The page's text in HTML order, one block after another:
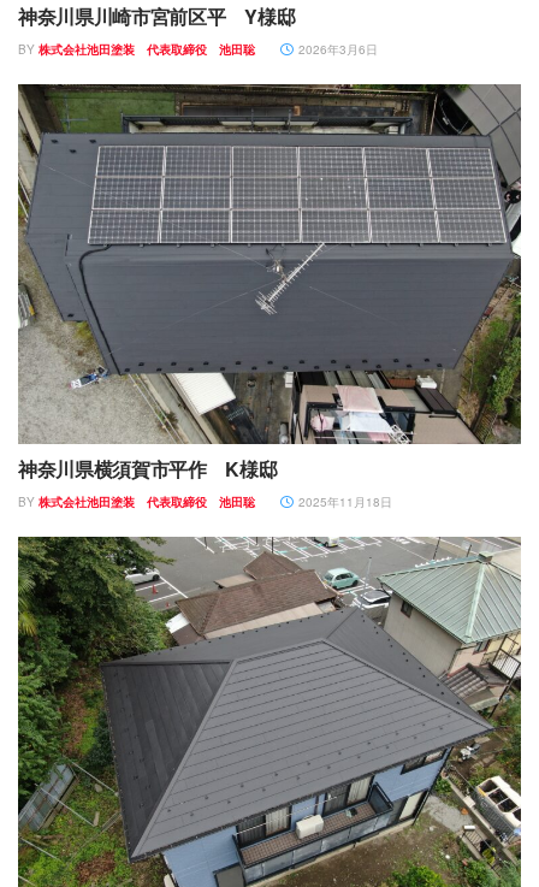
神奈川県川崎市宮前区平 Y様邸
BY 株式会社池田塗装 代表取締役 池田聡 2026年3月6日
神奈川県横須賀市平作 K様邸
BY 株式会社池田塗装 代表取締役 池田聡 2025年11月18日